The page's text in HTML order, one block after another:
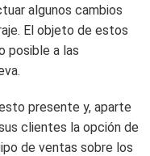
algunos cambios
El objeto de estos
posible a las
presente y, aparte
clientes la opción de
de ventas sobre los